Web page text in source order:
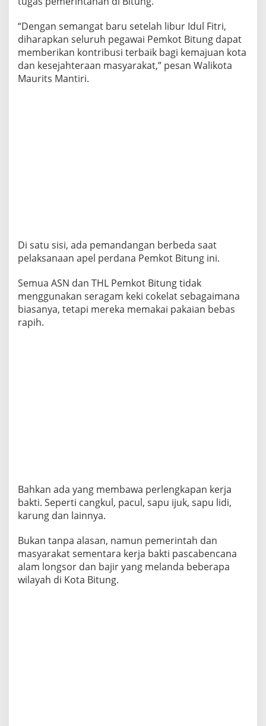
“Dengan semangat baru setelah libur Idul Fitri,
diharapkan seluruh pegawai Pemkot Bitung dapat
memberikan kontribusi terbaik bagi kemajuan kota
dan kesejahteraan masyarakat,” pesan Walikota
Maurits Mantiri.
Di satu sisi, ada pemandangan berbeda saat
pelaksanaan apel perdana Pemkot Bitung ini.
Semua ASN dan THL Pemkot Bitung tidak
menggunakan seragam keki cokelat sebagaimana
biasanya, tetapi mereka memakai pakaian bebas
rapih.
Bahkan ada yang membawa perlengkapan kerja
bakti. Seperti cangkul, pacul, sapu ijuk, sapu lidi,
karung dan lainnya.
Bukan tanpa alasan, namun pemerintah dan
masyarakat sementara kerja bakti pascabencana
alam longsor dan bajir yang melanda beberapa
wilayah di Kota Bitung.